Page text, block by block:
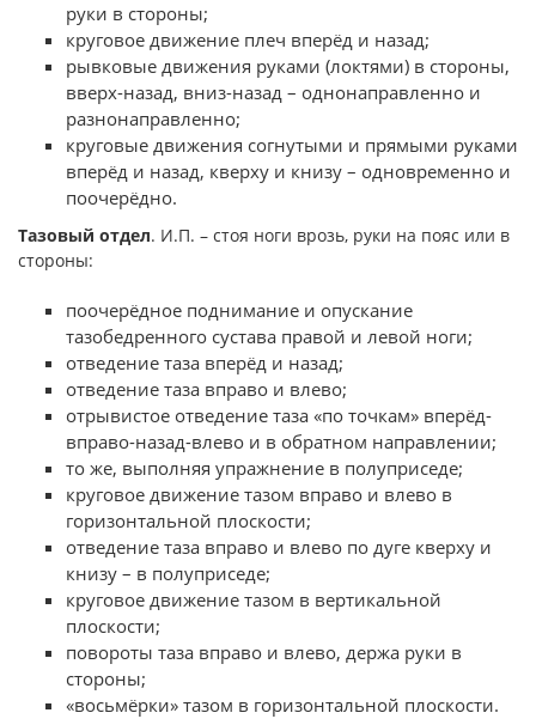
руки в стороны;
круговое движение плеч вперёд и назад;
рывковые движения руками (локтями) в стороны,
вверх-назад, вниз-назад – однонаправленно и
разнонаправленно;
круговые движения согнутыми и прямыми руками
вперёд и назад, кверху и книзу – одновременно и
поочерёдно.
Тазовый отдел. И.П. – стоя ноги врозь, руки на пояс или в
стороны:
поочерёдное поднимание и опускание
тазобедренного сустава правой и левой ноги;
отведение таза вперёд и назад;
отведение таза вправо и влево;
отрывистое отведение таза «по точкам» вперёд-
вправо-назад-влево и в обратном направлении;
то же, выполняя упражнение в полуприседе;
круговое движение тазом вправо и влево в
горизонтальной плоскости;
отведение таза вправо и влево по дуге кверху и
книзу – в полуприседе;
круговое движение тазом в вертикальной
плоскости;
повороты таза вправо и влево, держа руки в
стороны;
«восьмёрки» тазом в горизонтальной плоскости.